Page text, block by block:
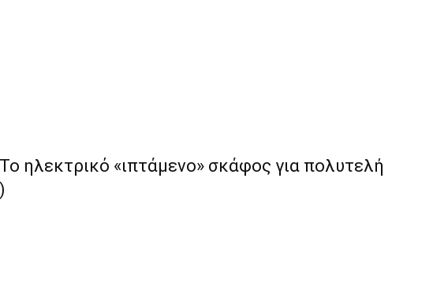
ηλεκτρικό «ιπτάμενο» σκάφος για πολυτελή